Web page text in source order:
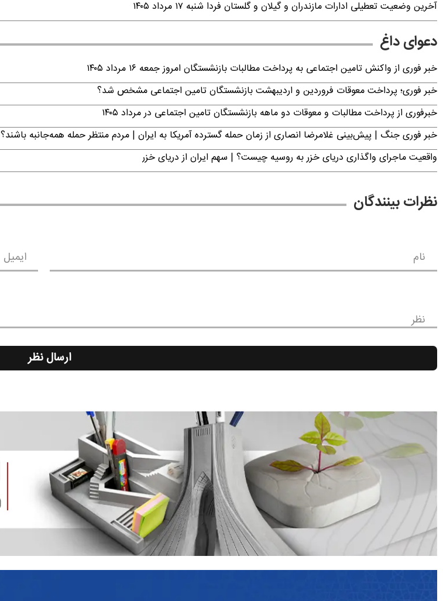
آخرین وضعیت تعطیلی ادارات مازندران و گیلان و گلستان فردا شنبه ۱۷ مرداد ۱۴۰۵
دعوای داغ
خبر فوری از واکنش تامین اجتماعی به پرداخت مطالبات بازنشستگان امروز جمعه ۱۶ مرداد ۱۴۰۵
خبر فوری؛ پرداخت معوقات فروردین و اردیبهشت بازنشستگان تامین اجتماعی مشخص شد؟
خبرفوری از پرداخت مطالبات و معوقات دو ماهه بازنشستگان تامین اجتماعی در مرداد ۱۴۰۵
خبر فوری جنگ | پیش‌بینی غلامرضا انصاری از زمان حمله گسترده آمریکا به ایران | مردم منتظر حمله همه‌جانبه باشند؟
واقعیت ماجرای واگذاری دریای خزر به روسیه چیست؟ | سهم ایران از دریای خزر
نظرات بینندگان
نام ایمیل
نظر
ارسال نظر